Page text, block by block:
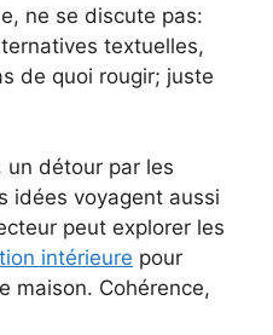
ne se discute pas:
textuelles,
de quoi rougir; juste
un détour par les
idées voyagent aussi
peut explorer les
intérieure pour
maison. Cohérence,